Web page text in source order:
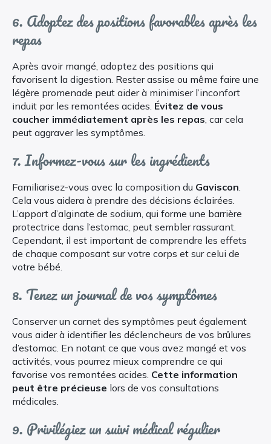
6. Adoptez des positions favorables après les
repas
Après avoir mangé, adoptez des positions qui
favorisent la digestion. Rester assise ou même faire une
légère promenade peut aider à minimiser l’inconfort
induit par les remontées acides. Évitez de vous
coucher immédiatement après les repas , car cela
peut aggraver les symptômes.
7. Informez-vous sur les ingrédients
Familiarisez-vous avec la composition du Gaviscon
Cela vous aidera à prendre des décisions éclairées.
L’apport d’alginate de sodium, qui forme une barrière
protectrice dans l’estomac, peut sembler rassurant.
Cependant, il est important de comprendre les effets
de chaque composant sur votre corps et sur celui de
votre bébé.
8. Tenez un journal de vos symptômes
Conserver un carnet des symptômes peut également
vous aider à identifier les déclencheurs de vos brûlures
d’estomac. En notant ce que vous avez mangé et vos
activités, vous pourrez mieux comprendre ce qui
favorise vos remontées acides. Cette information
peut être précieuse lors de vos consultations
médicales.
9. Privilégiez un suivi médical régulier